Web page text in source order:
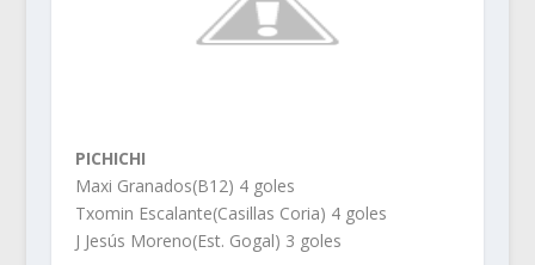
PICHICHI
Maxi Granados(B12) 4 goles
Txomin Escalante(Casillas Coria) 4 goles
J Jesús Moreno(Est. Gogal) 3 goles